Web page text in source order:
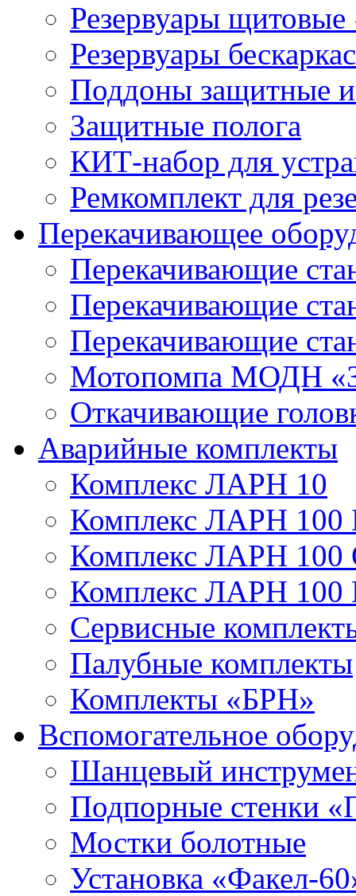
Резервуары
Резервуары
Поддоны защитные
Защитные полога
КИТ-набор для
Ремкомплект для
Перекачивающее
Перекачивающие
Перекачивающие
Перекачивающие
Мотопомпа МОДН
Откачивающие
Аварийные комплекты
Комплекс ЛАРН 10
Комплекс ЛАРН 100
Комплекс ЛАРН 100
Комплекс ЛАРН 100
Сервисные
Палубные комплекты
Комплекты «БРН»
Вспомогательное
Шанцевый
Подпорные стенки
Мостки болотные
Установка «Факел-